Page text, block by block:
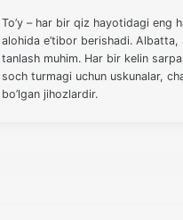
To’y – har bir qiz hayotidagi eng
alohida e’tibor berishadi.
tanlash muhim. Har bir kelin
soch turmagi uchun uskunalar,
bo’lgan jihozlardir.